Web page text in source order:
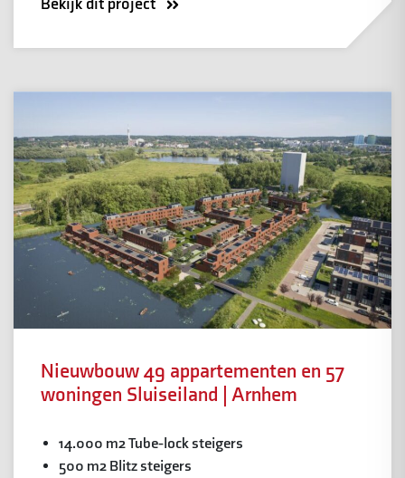
Bekijk dit project
Nieuwbouw 49 appartementen en 57
woningen Sluiseiland | Arnhem
14.000 m2 Tube-lock steigers
500 m2 Blitz steigers